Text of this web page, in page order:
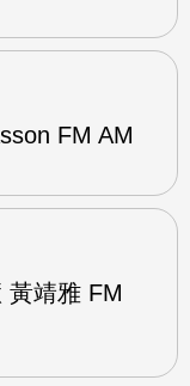
FM AM
黃靖雅 FM